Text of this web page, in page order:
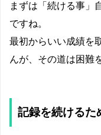
まずは「続ける事」
ですね。
最初からいい成績を
んが、その道は困難
記録を続けるた